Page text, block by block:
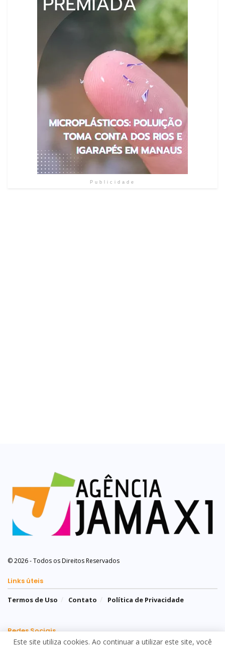
Publicidade
© 2026 - Todos os Direitos Reservados
Links úteis
Termos de Uso Contato Política de Privacidade
Redes Sociais
Este site utiliza cookies. Ao continuar a utilizar este site, você